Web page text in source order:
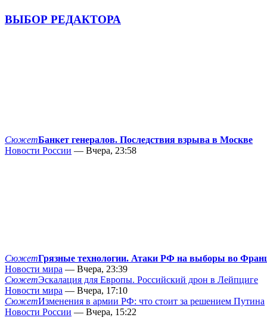
ВЫБОР РЕДАКТОРА
СюжетБанкет генералов. Последствия взрыва в Москве
Новости России — Вчера, 23:58
СюжетГрязные технологии. Атаки РФ на выборы во
Новости мира — Вчера, 23:39
СюжетЭскалация для Европы. Российский дрон в Лейпциге
Новости мира — Вчера, 17:10
СюжетИзменения в армии РФ: что стоит за решением Путина
Новости России — Вчера, 15:22